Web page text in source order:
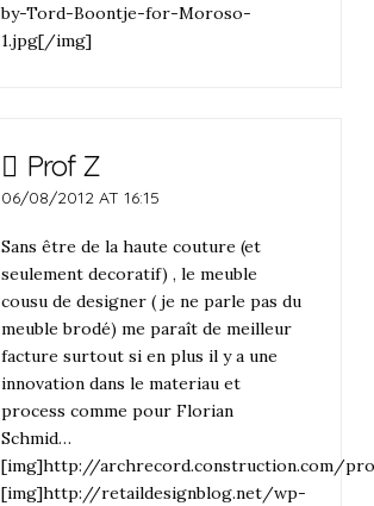
by-Tord-Boontje-for-Moroso-
1.jpg[/img]
Prof Z
06/08/2012 AT 16:15
Sans être de la haute couture (et
seulement decoratif) , le meuble
cousu de designer ( je ne parle pas du
meuble brodé) me paraît de meilleur
facture surtout si en plus il y a une
innovation dans le materiau et
process comme pour Florian
Schmid…
[img]http://archrecord.construction.com/
[img]http://retaildesignblog.net/wp-